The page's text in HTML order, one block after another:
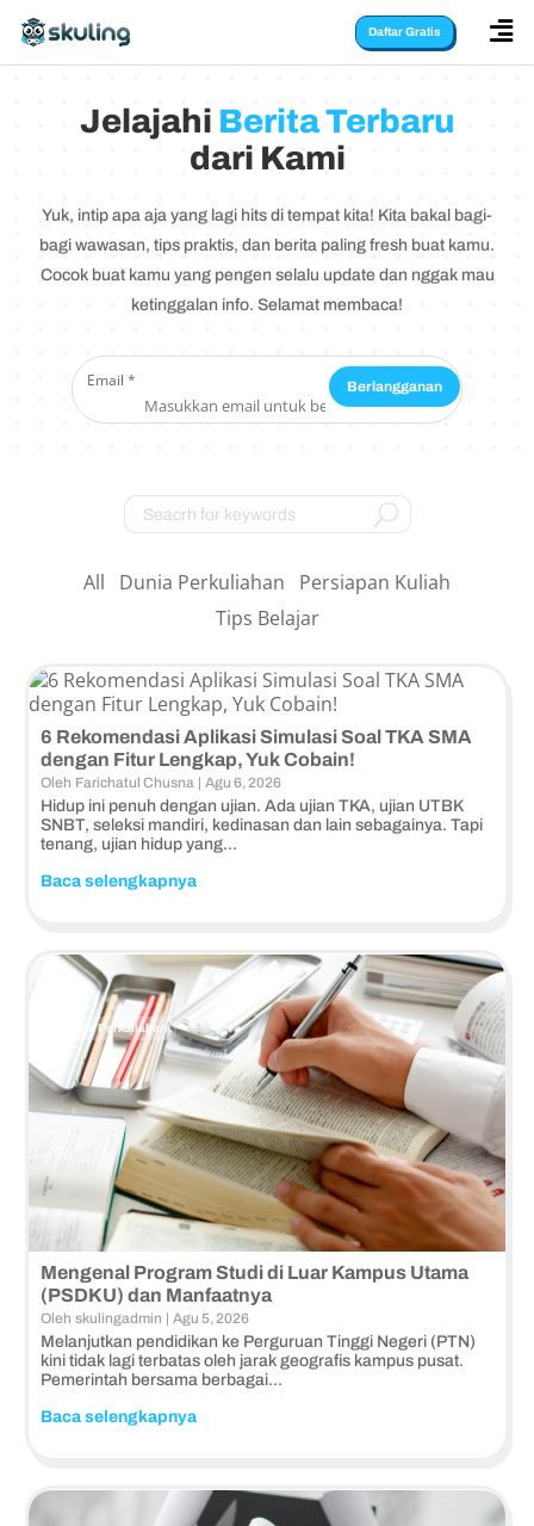
Daftar Gratis 
Jelajahi Berita Terbaru
dari Kami
Yuk, intip apa aja yang lagi hits di tempat kita! Kita bakal bagi-
bagi wawasan, tips praktis, dan berita paling fresh buat kamu.
Cocok buat kamu yang pengen selalu update dan nggak mau
ketinggalan info. Selamat membaca!
Email
Email * Berlangganan
U
All Dunia Perkuliahan
Persiapan Kuliah
Tips Belajar
6 Rekomendasi Aplikasi Simulasi Soal TKA SMA
dengan Fitur Lengkap, Yuk Cobain!
Oleh Farichatul Chusna | Agu 6, 2026
Hidup ini penuh dengan ujian. Ada ujian TKA, ujian UTBK
SNBT, seleksi mandiri, kedinasan dan lain sebagainya. Tapi
tenang, ujian hidup yang...
Baca selengkapnya
Dunia Perkuliahan
Mengenal Program Studi di Luar Kampus Utama
(PSDKU) dan Manfaatnya
Oleh skulingadmin | Agu 5, 2026
Melanjutkan pendidikan ke Perguruan Tinggi Negeri (PTN)
kini tidak lagi terbatas oleh jarak geografis kampus pusat.
Pemerintah bersama berbagai...
Baca selengkapnya